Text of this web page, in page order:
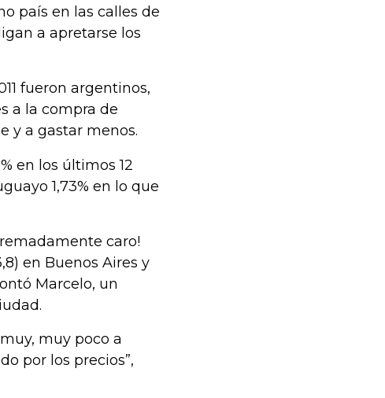
país en las calles de
a apretarse los
fueron argentinos,
a la compra de
y a gastar menos.
en los últimos 12
1,73% en lo que
caro!
en Buenos Aires y
Marcelo, un
muy poco a
por los precios”,